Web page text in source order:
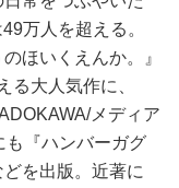
万人を超える。
ほいくえんか。』
る大人気作に、
メディア
も『ハンバーガグ
を出版。近著に